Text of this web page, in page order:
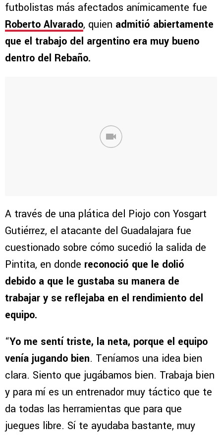
futbolistas más afectados anímicamente fue
Roberto Alvarado, quien admitió abiertamente
que el trabajo del argentino era muy bueno
dentro del Rebaño.
A través de una plática del Piojo con Yosgart
Gutiérrez, el atacante del Guadalajara fue
cuestionado sobre cómo sucedió la salida de
Pintita, en donde reconoció que le dolió
debido a que le gustaba su manera de
trabajar y se reflejaba en el rendimiento del
equipo.
“Yo me sentí triste, la neta, porque el equipo
venía jugando bien. Teníamos una idea bien
clara. Siento que jugábamos bien. Trabaja bien
y para mí es un entrenador muy táctico que te
da todas las herramientas que para que
juegues libre. Sí te ayudaba bastante, muy